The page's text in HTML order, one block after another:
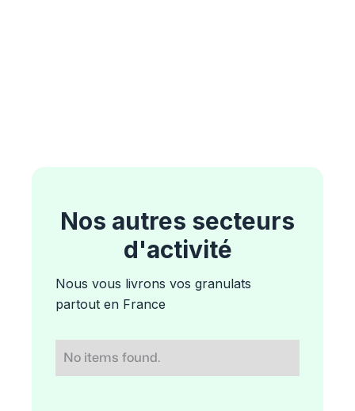
Nos autres secteurs
d'activité
Nous vous livrons vos granulats
partout en France
No items found.